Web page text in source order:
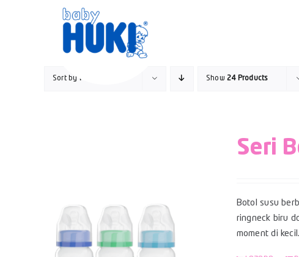
Sort by Popularity Show24 Products
Seri
Botol susu
ringneck biru
moment di kecil.